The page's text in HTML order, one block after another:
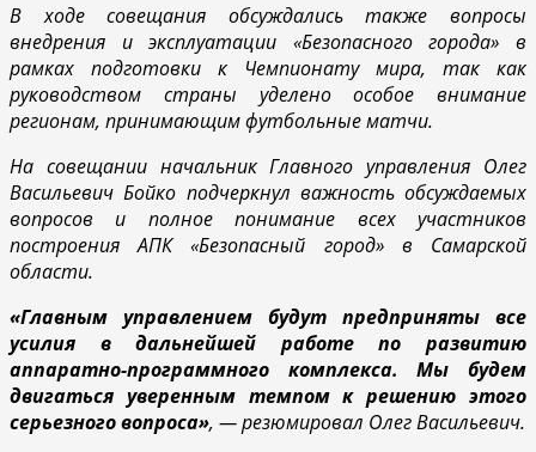
В ходе совещания обсуждались также вопросы
внедрения и эксплуатации «Безопасного города» в
рамках подготовки к Чемпионату мира, так как
руководством страны уделено особое внимание
регионам, принимающим футбольные матчи.
На совещании начальник Главного управления Олег
Васильевич Бойко подчеркнул важность обсуждаемых
вопросов и полное понимание всех участников
построения АПК «Безопасный город» в Самарской
области.
«Главным управлением будут предприняты все
усилия в дальнейшей работе по развитию
аппаратно-программного комплекса. Мы будем
двигаться уверенным темпом к решению этого
серьезного вопроса», — резюмировал Олег Васильевич.